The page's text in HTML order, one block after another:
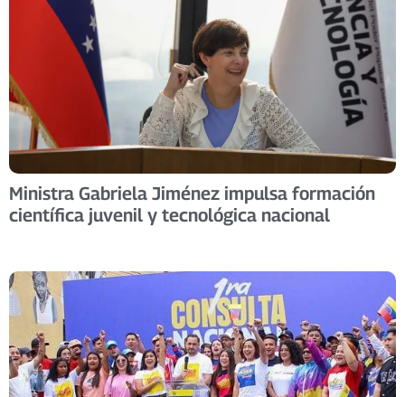
Ministra Gabriela Jiménez impulsa formación
científica juvenil y tecnológica nacional